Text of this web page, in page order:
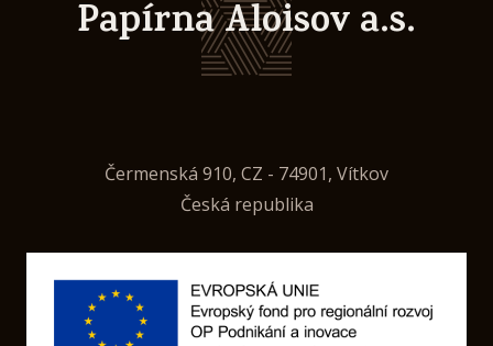
Papírna Aloisov a.s.
Čermenská 910, CZ - 74901, Vítkov
Česká republika